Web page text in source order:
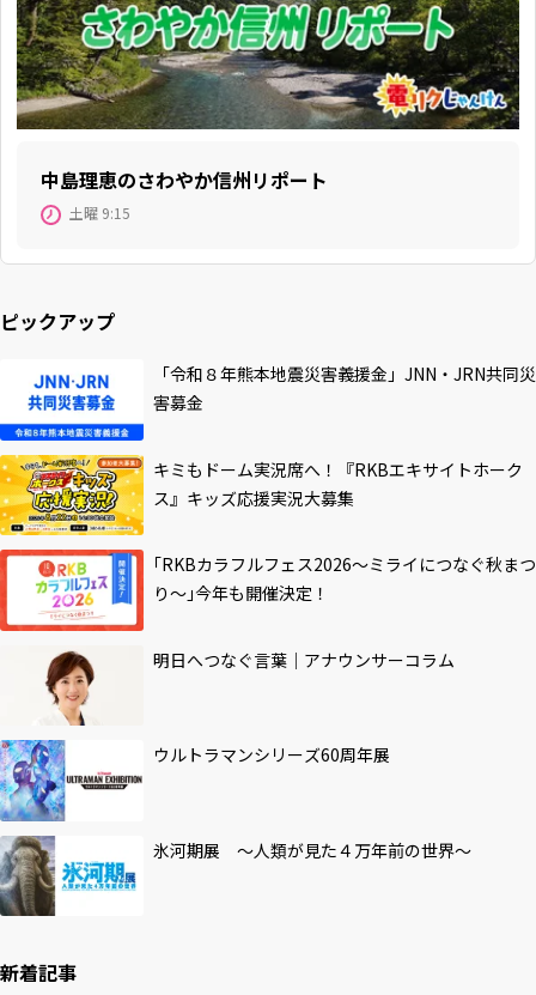
中島理恵のさわやか信州リポート
土曜 9:15
ピックアップ
「令和８年熊本地震災害義援金」JNN・JRN共同災
害募金
キミもドーム実況席へ！『RKBエキサイトホーク
ス』キッズ応援実況大募集
｢RKBカラフルフェス2026～ミライにつなぐ秋まつ
り～｣今年も開催決定！
明日へつなぐ言葉｜アナウンサーコラム
ウルトラマンシリーズ60周年展
氷河期展 ～人類が見た４万年前の世界～
新着記事